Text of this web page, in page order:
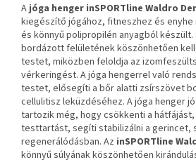
A jóga henger inSPORTline Waldro
kiegészítő jógához, fitneszhez és enyhe
és könnyű polipropilén anyagból készült.
bordázott felületének köszönhetően
testet, miközben feloldja az
vérkeringést. A jóga hengerrel való
testet, elősegíti a bőr alatti zsírszövet
cellulitisz leküzdéséhez. A jóga henger
tartozik még, hogy csökkenti a
testtartást, segíti stabilizálni a gerincet,
regenerálódásban. Az inSPORTline
könnyű súlyának köszönhetően